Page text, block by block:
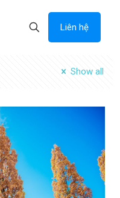
Liên hệ
Show all